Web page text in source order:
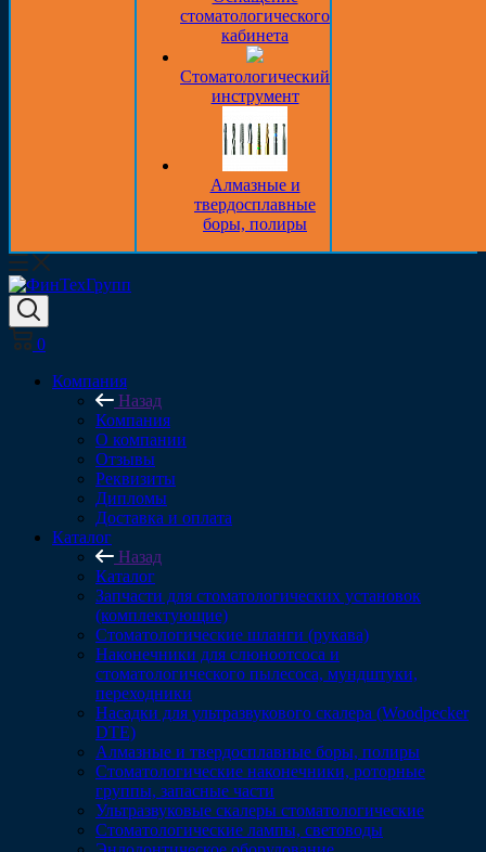
стоматологического
кабинета
Стоматологический
инструмент
Алмазные и
твердосплавные
боры, полиры
0
Компания
Назад
Компания
О компании
Отзывы
Реквизиты
Дипломы
Доставка и оплата
Каталог
Назад
Каталог
Запчасти для стоматологических установок
(комплектующие)
Стоматологические шланги (рукава)
Наконечники для слюноотсоса и
стоматологического пылесоса, мундштуки,
переходники
Насадки для ультразвукового скалера (Woodpecker
DTE)
Алмазные и твердосплавные боры, полиры
Стоматологические наконечники, роторные
группы, запасные части
Ультразвуковые скалеры стоматологические
Стоматологические лампы, световоды